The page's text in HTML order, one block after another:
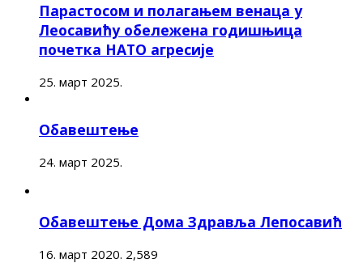
Парастосом и полагањем венаца у
Леосавићу обележена годишњица
почетка НАТО агресије
25. март 2025.
Обавештење
24. март 2025.
Обавештење Дома Здравља Лепосавић
16. март 2020. 2,589